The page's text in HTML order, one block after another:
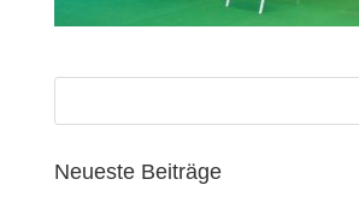
Neueste Beiträge